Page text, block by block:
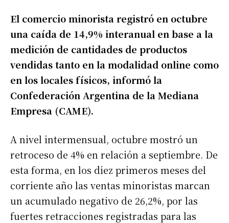
El comercio minorista registró en octubre
una caída de 14,9% interanual en base a la
medición de cantidades de productos
vendidas tanto en la modalidad online como
en los locales físicos, informó la
Confederación Argentina de la Mediana
Empresa (CAME).
A nivel intermensual, octubre mostró un
retroceso de 4% en relación a septiembre. De
esta forma, en los diez primeros meses del
corriente año las ventas minoristas marcan
un acumulado negativo de 26,2%, por las
fuertes retracciones registradas para las